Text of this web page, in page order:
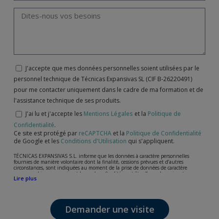
J'accepte que mes données personnelles soient utilisées par le
personnel technique de Técnicas Expansivas SL (CIF B-26220491)
pour me contacter uniquement dans le cadre de ma formation et de
l'assistance technique de ses produits.
J'ai lu et j'accepte les Mentions Légales et la Politique de
Confidentialité.
Ce site est protégé par reCAPTCHA et la Politique de Confidentialité
de Google et les Conditions d'Utilisation qui s'appliquent.
TÉCNICAS EXPANSIVAS S.L. informe que les données à caractère personnelles
fournies de manière volontaire dont la finalité, cessions prévues et d’autres
circonstances, sont indiquées au moment de la prise de données de caractère
personne, bien que, suivant le cas, leur finalité peut être l’une des suivantes,
l’attention de votre demande, litige ou requise, maintien de la relation établie, la
Les données de nos fichiers sont absolument confidentielles et seront traitées avec la
plus grande confidentialité et répondent à toutes les exigences prévues par la loi
Lire plus
Demander une visite